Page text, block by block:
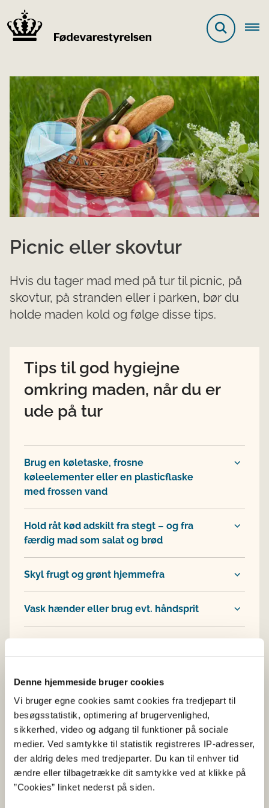
Denne hjemmeside bruger cookies
Vi bruger egne cookies samt cookies fra tredjepart til
besøgsstatistik, optimering af brugervenlighed,
sikkerhed, video og adgang til funktioner på sociale
medier. Ved samtykke til statistik registreres IP-adresser,
der aldrig deles med tredjeparter. Du kan til enhver tid
ændre eller tilbagetrække dit samtykke ved at klikke på
”Cookies” linket nederst på siden.
Picnic eller skovtur
Hvis du tager mad med på tur til picnic, på
skovtur, på stranden eller i parken, bør du
holde maden kold og følge disse tips.
Tips til god hygiejne
omkring maden, når du er
ude på tur
Brug en køletaske, frosne
køleelementer eller en plasticflaske
med frossen vand
Hold råt kød adskilt fra stegt – og fra
færdig mad som salat og brød
Skyl frugt og grønt hjemmefra
Vask hænder eller brug evt. håndsprit
picnickurven ud
turen
Læs mere